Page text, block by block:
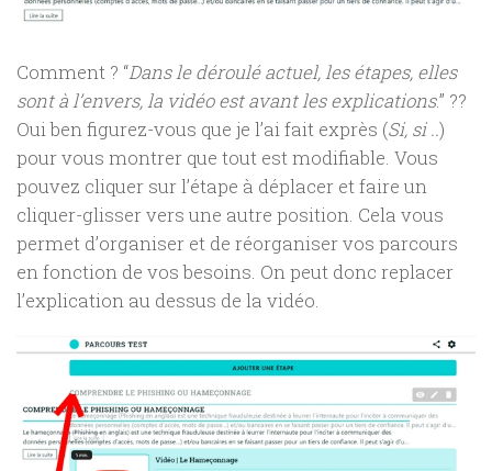
Comment ? “Dans le déroulé actuel, les étapes, elles
sont à l’envers, la vidéo est avant les explications.” ??
Oui ben figurez-vous que je l’ai fait exprès (Si, si ..)
pour vous montrer que tout est modifiable. Vous
pouvez cliquer sur l’étape à déplacer et faire un
cliquer-glisser vers une autre position. Cela vous
permet d’organiser et de réorganiser vos parcours
en fonction de vos besoins. On peut donc replacer
l’explication au dessus de la vidéo.